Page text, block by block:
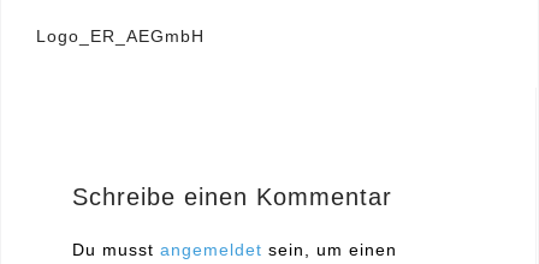
Beitrags-
Logo_ER_AEGmbH
Schreibe einen Kommentar
Du musst angemeldet sein, um einen